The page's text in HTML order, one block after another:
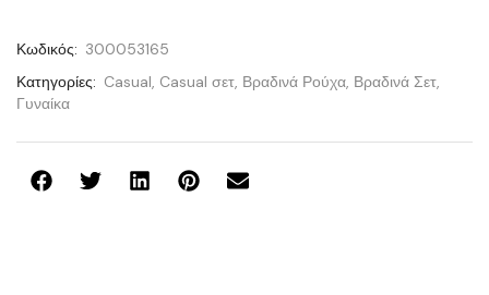
Κωδικός: 300053165
Κατηγορίες: Casual, Casual σετ, Βραδινά Ρούχα, Βραδινά Σετ,
Γυναίκα